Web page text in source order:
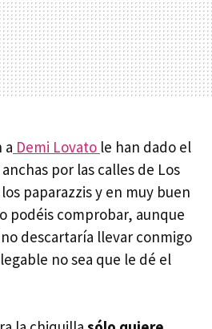
a Demi Lovato le han dado el
por las calles de Los
paparazzis y en muy buen
podéis comprobar, aunque
descartaría llevar conmigo
no sea que le dé el